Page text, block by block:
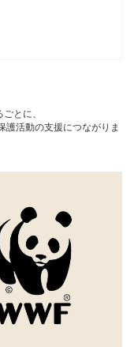
とに、
護活動の支援につながりま